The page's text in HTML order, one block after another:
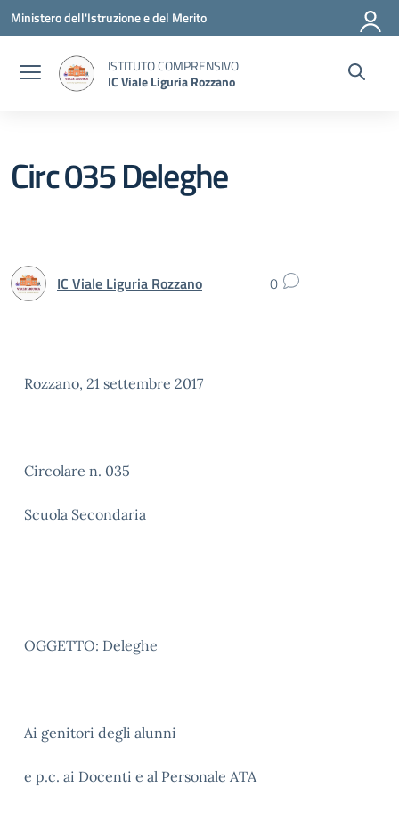
Vai ai contenuti
Vai al menu di navigazione
Vai al footer
Ministero dell'Istruzione e del Merito
ISTITUTO COMPRENSIVO
IC Viale Liguria Rozzano
Circ 035 Deleghe
IC Viale Liguria Rozzano 0
Rozzano, 21 settembre 2017
Circolare n. 035
Scuola Secondaria
OGGETTO: Deleghe
Ai genitori degli alunni
e p.c. ai Docenti e al Personale ATA